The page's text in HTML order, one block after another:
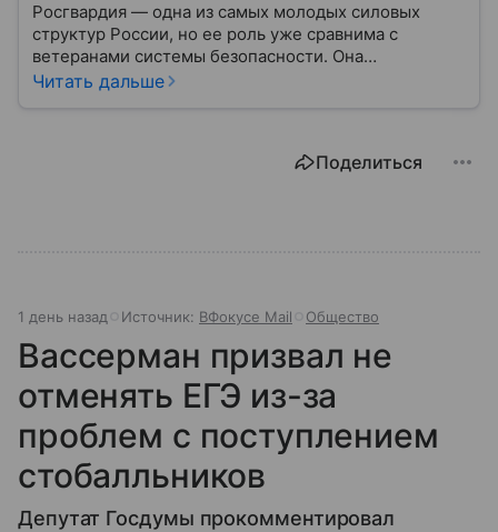
Росгвардия — одна из самых молодых силовых
структур России, но ее роль уже сравнима с
ветеранами системы безопасности. Она
одновременно напоминает армию и полицию, но
Читать дальше
Поделиться
1 день назад Источник: ВФокусе Mail Общество
Вассерман призвал не
отменять ЕГЭ из-за
проблем с поступлением
стобалльников
Депутат Госдумы прокомментировал